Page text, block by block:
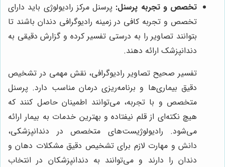
تخصص و تجربه پرسنل: پرسنل مرکز رادیولوژی باید دارای
تخصص و تجربه کافی در زمینه رادیوگرافی دندان باشند تا
بتوانند تصاویر را به درستی تفسیر کرده و گزارش دقیقی به
دندانپزشک ارائه دهند.
تفسیر صحیح تصاویر رادیوگرافی، نقش مهمی در تشخیص
دقیق بیماری‌ها و برنامه‌ریزی درمان مناسب دارد. پرسنل
متخصص و با تجربه، می‌توانند اطمینان حاصل کنند که
هیچ نکته‌ای از قلم نیفتاده و بهترین خدمات به بیمار ارائه
می‌شود. رادیولوژیست‌های متخصص در دندانپزشکی،
دانش و مهارت لازم برای تشخیص دقیق مشکلات دهان و
دندان را دارند و می‌توانند به دندانپزشکان در انتخاب